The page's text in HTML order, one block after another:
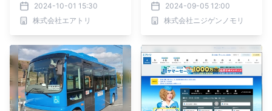
者様のご意見を対応し更な
るカスタマーサポート向上
へ！
2024-10-01 15:30
株式会社エアトリ
『NARUTO＆BORUTO 忍
里』日帰り満喫チケット2
種類がオリジナル特典付き
2024-09-05 12:00
株式会社ニジゲンノモリ